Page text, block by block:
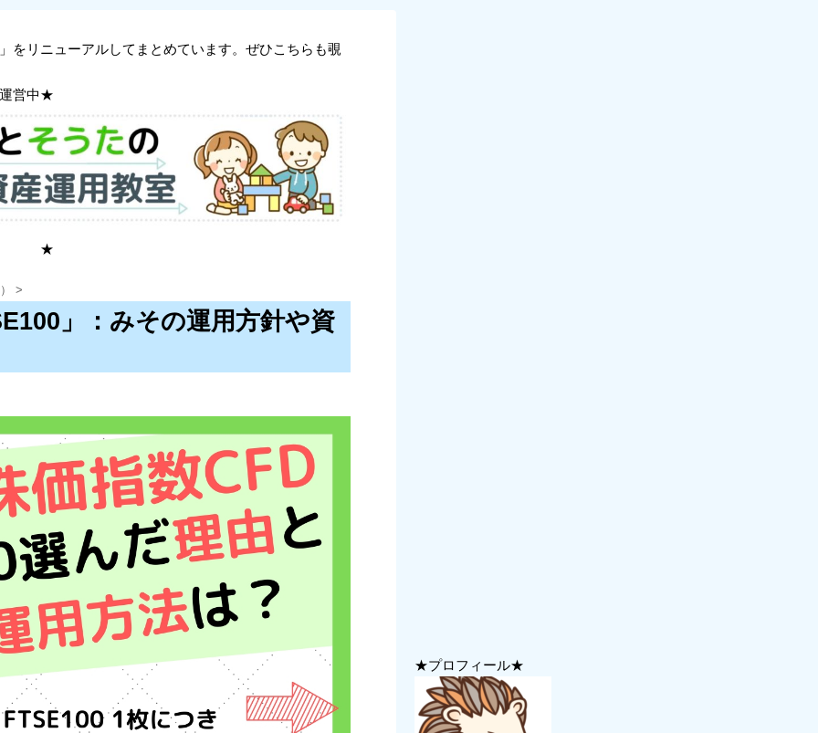
をリニューアルしてまとめています。ぜひこちらも覗
営中★
★
>
」：みその運用方針や資
★プロフィール★